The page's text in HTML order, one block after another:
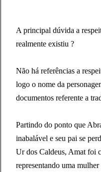
A principal dúvida a
realmente existiu ?
Não há referências a
logo o nome da
documentos referente a
Partindo do ponto que
inabalável e seu pai se
Ur dos Caldeus, Amat foi
representando uma mulher